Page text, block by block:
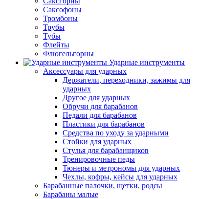
Саксофоны
Тромбоны
Трубы
Тубы
Флейты
Флюгельгорны
Ударные инструменты
Аксессуары для ударных
Держатели, переходники, зажимы для
ударных
Другое для ударных
Обручи для барабанов
Педали для барабанов
Пластики для барабанов
Средства по уходу за ударными
Стойки для ударных
Стулья для барабанщиков
Тренировочные педы
Тюнеры и метрономы для ударных
Чехлы, кофры, кейсы для ударных
Барабанные палочки, щетки, родсы
Барабаны малые